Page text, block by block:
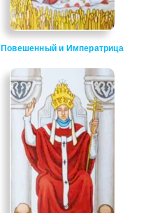
Повешенный и Императрица